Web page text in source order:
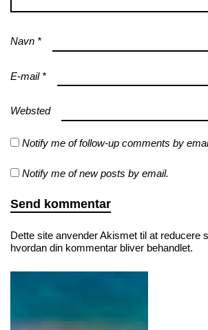
Navn *
E-mail *
Websted
Notify me of follow-up comments by
Notify me of new posts by email.
Dette site anvender Akismet til at reducere
hvordan din kommentar bliver behandlet.